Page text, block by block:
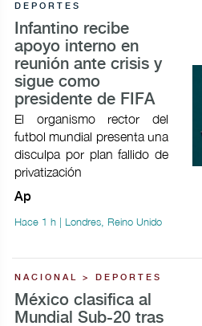
DEPORTES
Infantino recibe
apoyo interno en
reunión ante crisis y
sigue como
presidente de FIFA
El organismo rector del
futbol mundial presenta una
disculpa por plan fallido de
privatización
Ap
Hace 1 h | Londres, Reino Unido
NACIONAL > DEPORTES
México clasifica al
Mundial Sub-20 tras